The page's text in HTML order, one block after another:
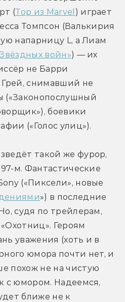
(Тор из Marvel ) играет
Томпсон (Валькирия
напарницу L, а Лиам
войн») — их
не Барри
Грей, снимавший не
(«Законопослушный
боевики
(«Голос улиц»).
такой же фурор,
м. Фантастические
(«Пиксели», новые
») в последние
судя по трейлерам,
Героям
уважения (хоть и в
юмора почти нет, и
похож не на чистую
с юмором. Надеемся,
ближе не к